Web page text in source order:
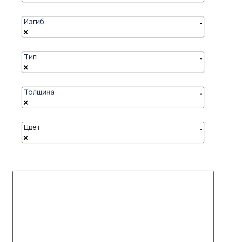
Изгиб
Тип
Толщина
Цвет